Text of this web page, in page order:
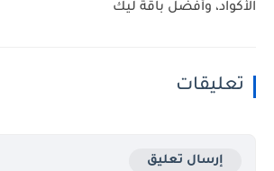
الأكواد، وأفضل باقة ليك
تعليقات
إرسال تعليق